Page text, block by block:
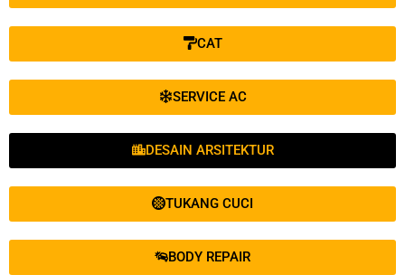
CAT
SERVICE AC
DESAIN ARSITEKTUR
TUKANG CUCI
BODY REPAIR